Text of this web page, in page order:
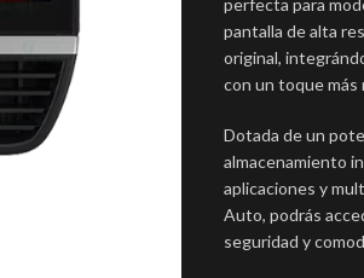
perfecta para
pantalla de alta
original,
con un toque
Dotada de un
almacenamiento
aplicaciones y
Auto, podrás
seguridad y